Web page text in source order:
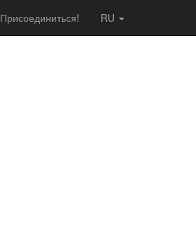
RU
Присоединиться!